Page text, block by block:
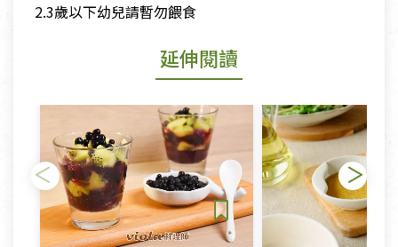
​ 2.3歲以下幼兒請暫勿餵食
延伸閱讀